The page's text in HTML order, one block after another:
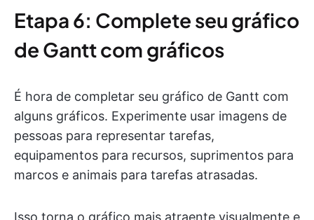
Etapa 6: Complete seu gráfico
de Gantt com gráficos
É hora de completar seu gráfico de Gantt com
alguns gráficos. Experimente usar imagens de
pessoas para representar tarefas,
equipamentos para recursos, suprimentos para
marcos e animais para tarefas atrasadas.